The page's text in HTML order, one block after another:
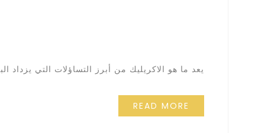
يعد ما هو الاكريليك من أبرز التساؤلات التي
READ MORE